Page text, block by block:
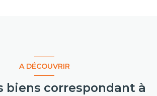
A DÉCOUVRIR
biens correspondant à